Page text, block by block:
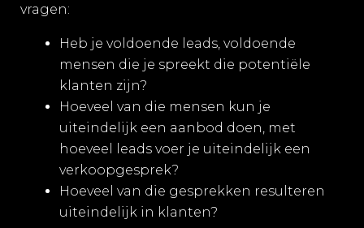
vragen:
Heb je voldoende leads, voldoende
mensen die je spreekt die potentiële
klanten zijn?
Hoeveel van die mensen kun je
uiteindelijk een aanbod doen, met
hoeveel leads voer je uiteindelijk een
verkoopgesprek?
Hoeveel van die gesprekken resulteren
uiteindelijk in klanten?